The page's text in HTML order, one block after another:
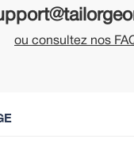
ou consultez nos